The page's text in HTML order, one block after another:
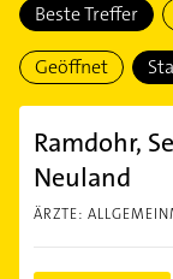
Beste Treffer
Geöffnet
Ramdohr,
Neuland
ÄRZTE: